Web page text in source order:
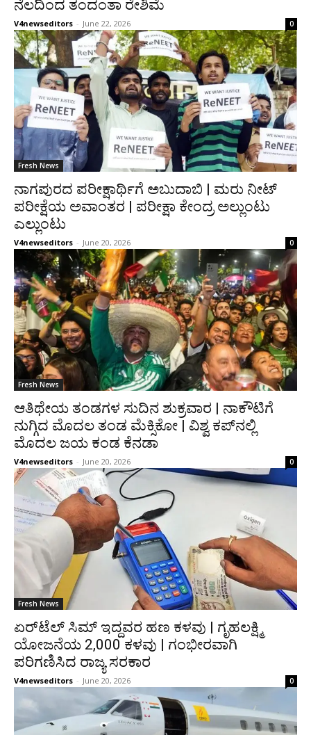
ನೆಲದಿಂದ ತಂದಂತಾ ರೇಶಿಮೆ
V4newseditors - June 22, 2026 0
Fresh News
ನಾಗಪುರದ ಪರೀಕ್ಷಾರ್ಥಿಗೆ ಅಬುದಾಬಿ | ಮರು ನೀಟ್
ಪರೀಕ್ಷೆಯ ಅವಾಂತರ | ಪರೀಕ್ಷಾ ಕೇಂದ್ರ ಅಲ್ಲುಂಟು
ಎಲ್ಲುಂಟು
V4newseditors - June 20, 2026 0
Fresh News
ಆತಿಥೇಯ ತಂಡಗಳ ಸುದಿನ ಶುಕ್ರವಾರ | ನಾಕೌಟಿಗೆ
ನುಗ್ಗಿದ ಮೊದಲ ತಂಡ ಮೆಕ್ಸಿಕೋ | ವಿಶ್ವ ಕಪ್‌ನಲ್ಲಿ
ಮೊದಲ ಜಯ ಕಂಡ ಕೆನಡಾ
V4newseditors - June 20, 2026 0
Fresh News
ಏರ್‌ಟೆಲ್ ಸಿಮ್ ಇದ್ದವರ ಹಣ ಕಳವು | ಗೃಹಲಕ್ಷ್ಮಿ
ಯೋಜನೆಯ 2,000 ಕಳವು | ಗಂಭೀರವಾಗಿ
ಪರಿಗಣಿಸಿದ ರಾಜ್ಯ ಸರಕಾರ
V4newseditors - June 20, 2026 0